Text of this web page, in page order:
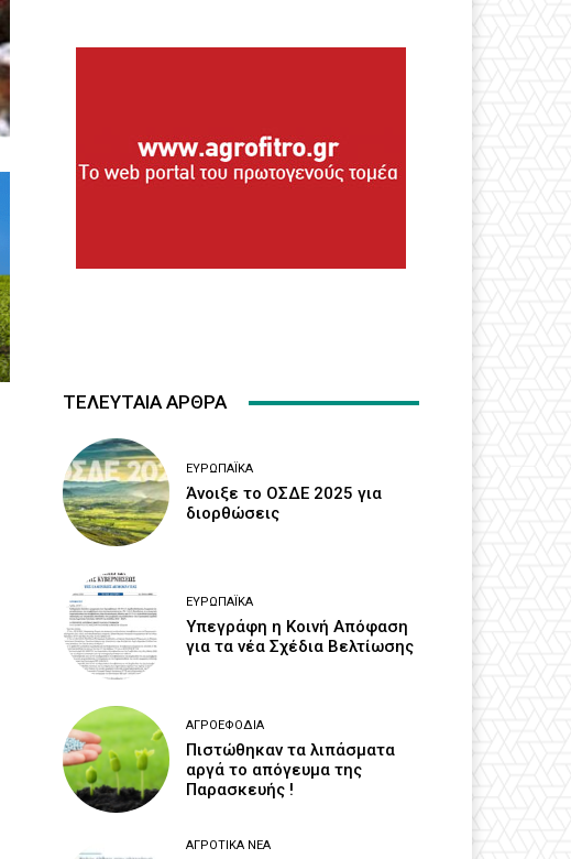
ΤΕΛΕΥΤΑΙΑ ΑΡΘΡΑ
ΕΥΡΩΠΑΪΚΆ
Άνοιξε το ΟΣΔΕ 2025 για
διορθώσεις
ΕΥΡΩΠΑΪΚΆ
Υπεγράφη η Κοινή Απόφαση
για τα νέα Σχέδια Βελτίωσης
ΑΓΡΟΕΦΌΔΙΑ
Πιστώθηκαν τα λιπάσματα
αργά το απόγευμα της
Παρασκευής !
ΑΓΡΟΤΙΚΆ ΝΈΑ